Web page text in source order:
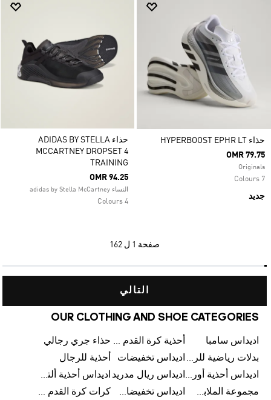
حذاء HYPERBOOST EPHR LT
OMR 79.75
Originals
7 Colours
جديد
حذاء ADIDAS BY STELLA
MCCARTNEY DROPSET 4
TRAINING
OMR 94.25
النساء adidas by Stella McCartney
4 Colours
صفحة 1 ل 162
التالي
OUR CLOTHING AND SHOE CATEGORIES
اديداس سامبا أحذية كرة القدم للرجال حذاء جري رجالي
بدلات رياضية للرجال اديداس تخفيضات
أحذية للرجال
اديداس أحذية أورجينالز اديداس ريال مدريد
اديداس أحذية ألترا بوست للرجال
مجموعة الملابس الرياضية
اديداس تخفيضات للأطفال
كرات كرة القدم للرجال